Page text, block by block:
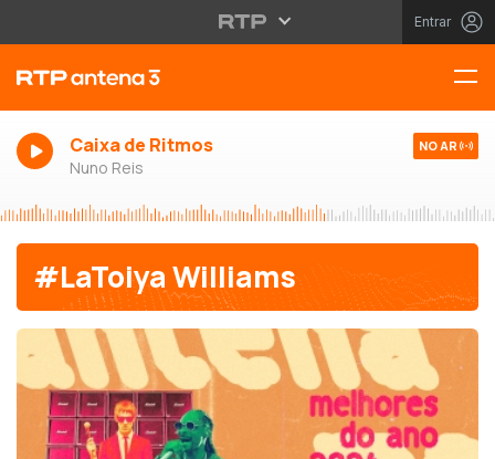
Entrar
Caixa de Ritmos
Nuno Reis
NO AR
#LaToiya Williams